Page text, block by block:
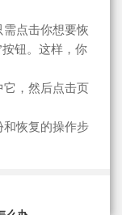
点击你想要恢
钮。这样，你
它，然后点击页
和恢复的操作步